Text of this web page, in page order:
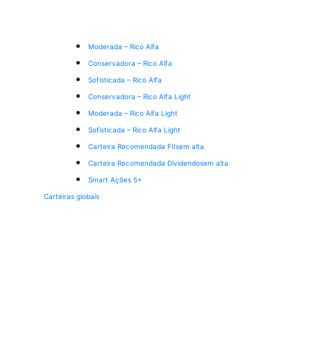
Moderada – Rico Alfa
Conservadora – Rico Alfa
Sofisticada – Rico Alfa
Conservadora – Rico Alfa Light
Moderada – Rico Alfa Light
Sofisticada – Rico Alfa Light
Carteira Recomendada FIIsem alta
Carteira Recomendada Dividendosem alta
Smart Ações 5+
Carteiras globais